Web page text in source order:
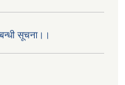
सूचना।।